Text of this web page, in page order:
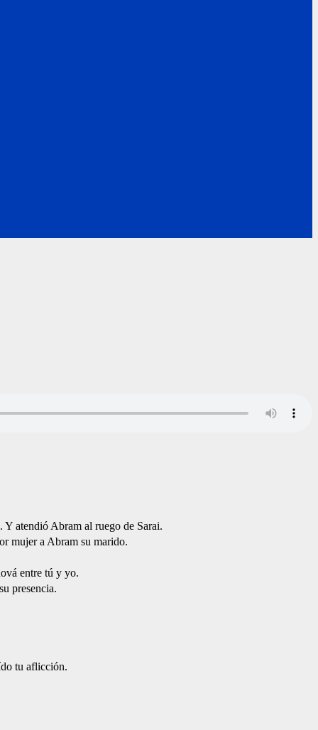
Y atendió Abram al ruego de Sarai.
mujer a Abram su marido.
entre tú y yo.
presencia.
tu aflicción.